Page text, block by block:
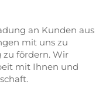
an Kunden aus
mit uns zu
zu fördern. Wir
mit Ihnen und